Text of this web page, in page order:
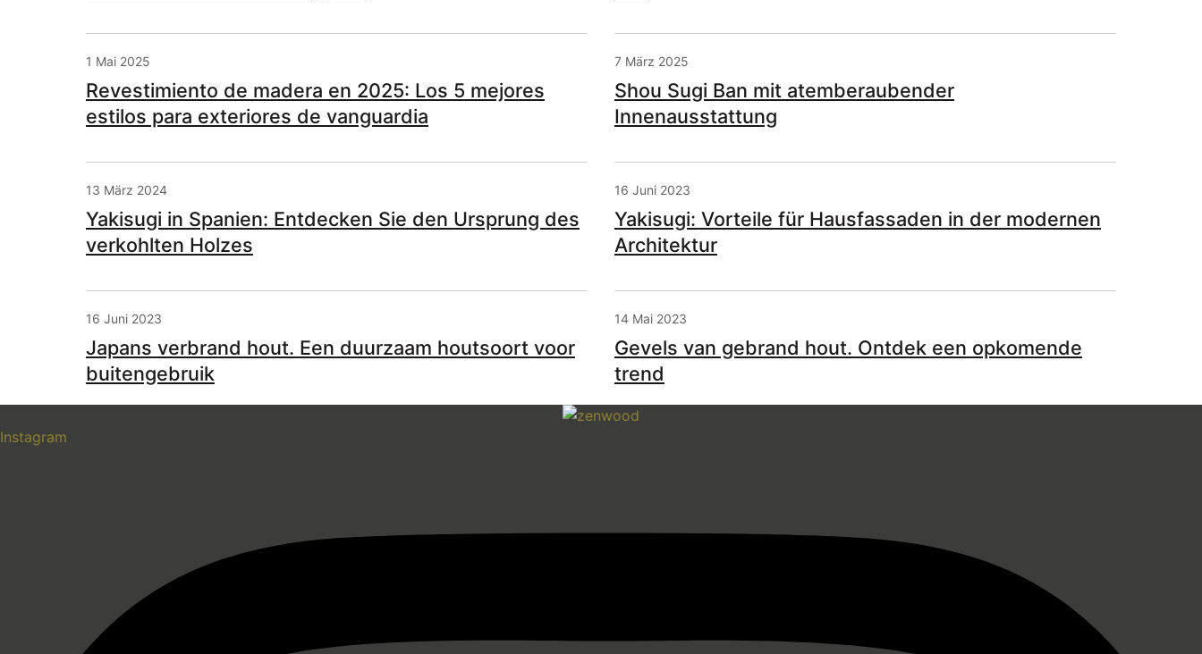
1 Mai 2025
Revestimiento de madera en 2025: Los 5 mejores
estilos para exteriores de vanguardia
7 März 2025
Shou Sugi Ban mit atemberaubender
Innenausstattung
13 März 2024
Yakisugi in Spanien: Entdecken Sie den Ursprung des
verkohlten Holzes
16 Juni 2023
Yakisugi: Vorteile für Hausfassaden in der modernen
Architektur
16 Juni 2023
Japans verbrand hout. Een duurzaam houtsoort voor
buitengebruik
14 Mai 2023
Gevels van gebrand hout. Ontdek een opkomende
trend
Instagram